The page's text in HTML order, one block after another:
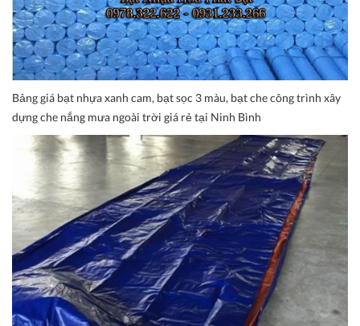
Bảng giá bạt nhựa xanh cam, bạt sọc 3 màu, bạt che công trình xây
dựng che nắng mưa ngoài trời giá rẻ tại Ninh Bình